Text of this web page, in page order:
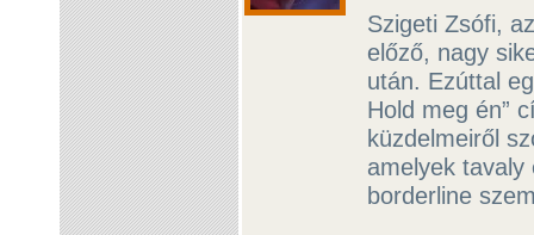
Szigeti Zsófi,
előző, nagy
után. Ezúttal
Hold meg én”
küzdelmeiről
amelyek
borderline